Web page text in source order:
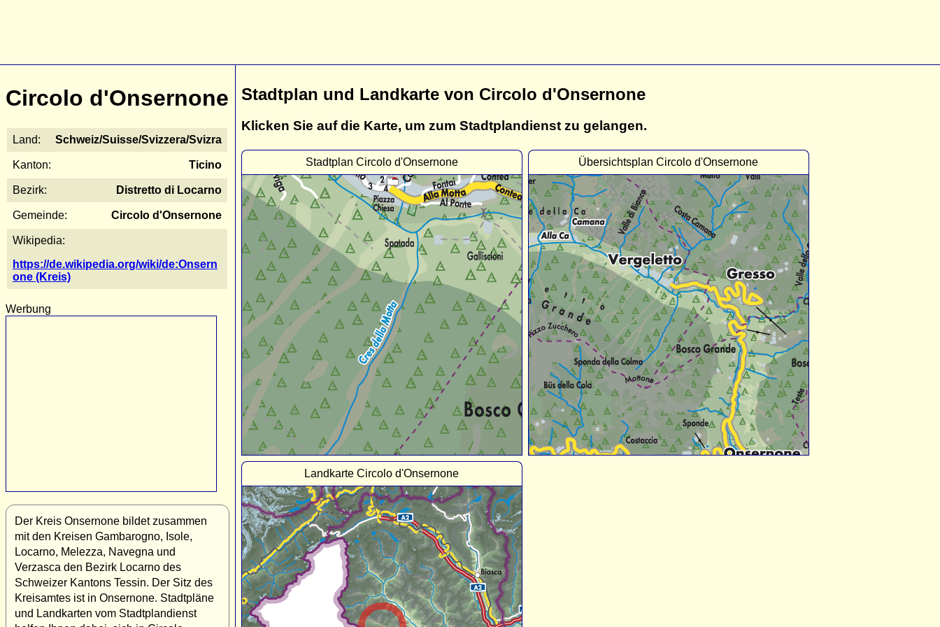
Circolo d'Onsernone
Land: Schweiz/Suisse/Svizzera/Svizra
Kanton: Ticino
Bezirk: Distretto di Locarno
Gemeinde: Circolo d'Onsernone
Wikipedia:
https://de.wikipedia.org/wiki/de:Onsern
one (Kreis)
Werbung
Der Kreis Onsernone bildet zusammen
mit den Kreisen Gambarogno, Isole,
Locarno, Melezza, Navegna und
Verzasca den Bezirk Locarno des
Schweizer Kantons Tessin. Der Sitz des
Kreisamtes ist in Onsernone. Stadtpläne
und Landkarten vom Stadtplandienst
Stadtplan und Landkarte von Circolo d'Onsernone
Klicken Sie auf die Karte, um zum Stadtplandienst zu gelangen.
Stadtplan Circolo d'Onsernone Übersichtsplan Circolo d'Onsernone
Landkarte Circolo d'Onsernone